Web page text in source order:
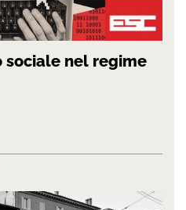
sociale nel regime